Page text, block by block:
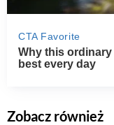
Zobacz również